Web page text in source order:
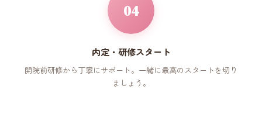
04
内定・研修スタート
開院前研修から丁寧にサポート。一緒に最高のスタートを切り
ましょう。